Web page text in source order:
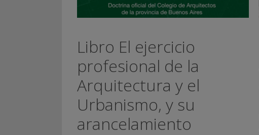
Libro El ejercicio
profesional de la
Arquitectura y el
Urbanismo, y su
arancelamiento